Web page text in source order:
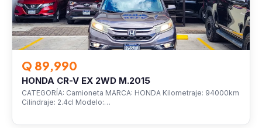
Q 89,990
HONDA CR-V EX 2WD M.2015
CATEGORÍA: Camioneta MARCA: HONDA Kilometraje: 94000km
Cilindraje: 2.4cl Modelo:…